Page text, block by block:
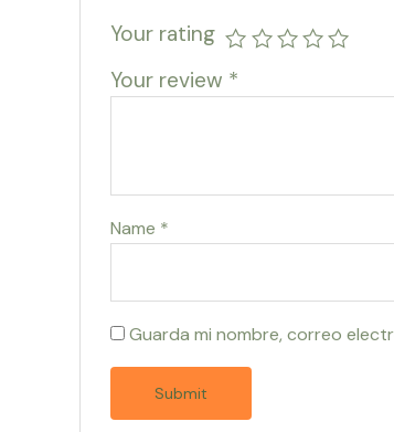
Your rating
Your review *
Name *
Guarda mi nombre, correo